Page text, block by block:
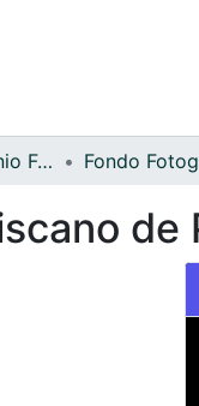
Archivo del Patrimonio Fotográfico y Fílmico del Valle del Cauca
de